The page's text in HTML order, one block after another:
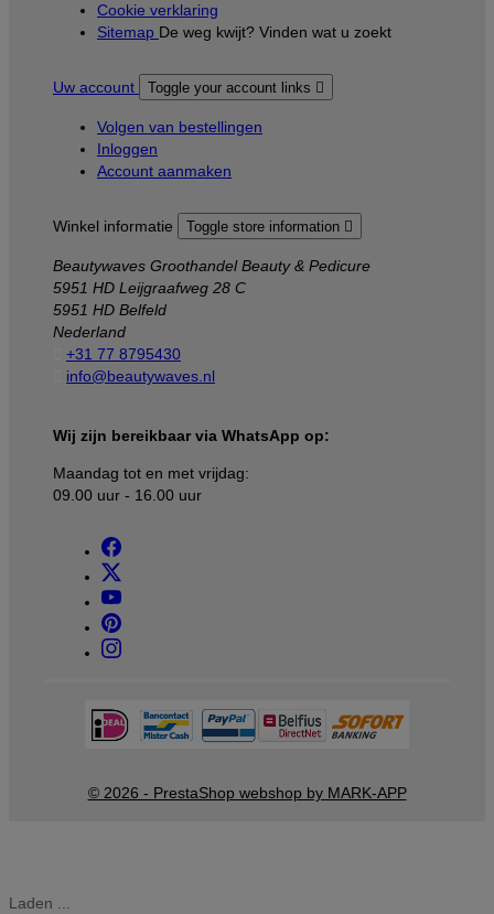
Cookie verklaring
Sitemap De weg kwijt? Vinden wat u zoekt
Uw account Toggle your account links 
Volgen van bestellingen
Inloggen
Account aanmaken
Winkel informatie Toggle store information 
Beautywaves Groothandel Beauty & Pedicure
5951 HD Leijgraafweg 28 C
5951 HD Belfeld
Nederland
+31 77 8795430
info@beautywaves.nl
Wij zijn bereikbaar via WhatsApp op:
Maandag tot en met vrijdag:
09.00 uur - 16.00 uur
© 2026 - PrestaShop webshop by MARK-APP
Laden ...